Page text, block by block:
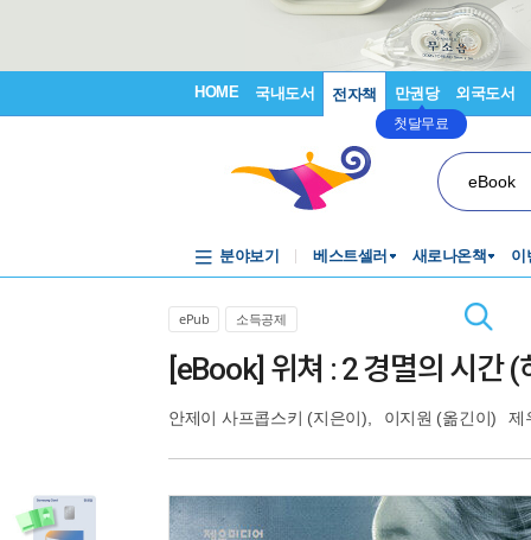
HOME 국내도서 전자책 만권당
첫달무료
외국도서
eBook
분야보기 베스트셀러 새로나온책 이
ePub 소득공제
[eBook] 위쳐 : 2 경멸의 시간 (
안제이 사프콥스키 (지은이), 이지원 (옮긴이) 제